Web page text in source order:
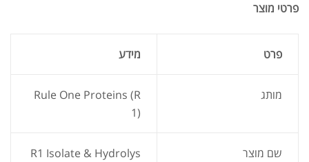
פרטי מוצר
פרט מידע
מותג
Rule One Proteins (R
1)
שם מוצר
R1 Isolate & Hydrolys